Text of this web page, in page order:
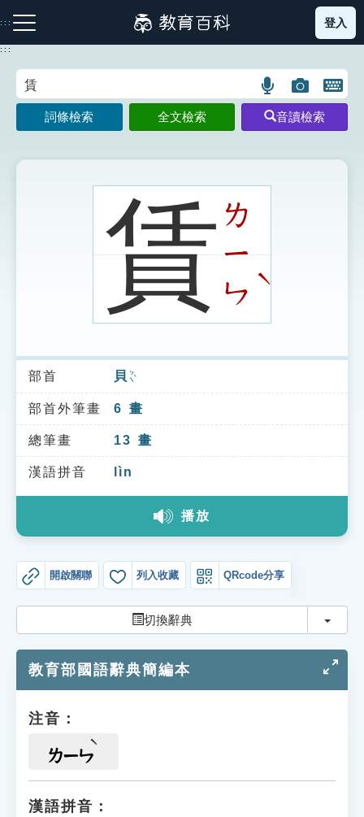
到
主
:::
注音索引圖示 筆畫索引圖示 部首索引表圖示
索引選單
知識索引
單字索引
生命大百科索引
教學應用
貓頭鷹博士
登入
:::
語
言
搜
示
圖
片
搜
開
鍵
圖
詞條檢索 全文檢索 音讀檢索
賃ㄌ
ㄧ
ㄣ
ˋ
部首 貝 ㄅㄟˋ
部首外筆畫 6 畫
總筆畫 13 畫
漢語拼音 lìn
播放
開啟關聯 列入收藏 QRcode分享
切換辭典 切換
教育部國語辭典簡編本
注音：
ㄌㄧㄣ
漢語拼音：